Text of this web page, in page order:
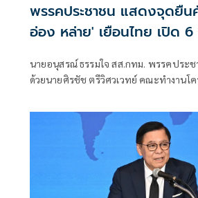
พรรคประชาชน แสดงจุดยื
อ่อง หล่าย' เยือนไทย เปิด 6
นายอนุสรณ์ ธรรมใจ สส.กทม. พรรคประ
ด้วยนายศิรชัช ตรีวิศวเวทย์ คณะทำงานโค
พัฒนาอย่างยั่งยืน แถลงคัดค้านการเยือนไ
ของพลเอกอาวุโส มิน ออง ไลง์